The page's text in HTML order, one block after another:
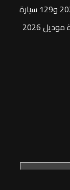
سيارة موديل 2022 و 80 سيارة نقل موديل 2023 و129 سيارة